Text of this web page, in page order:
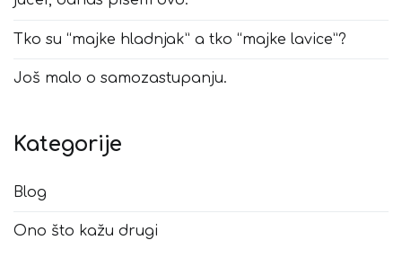
Tko su “majke hladnjak” a tko “majke lavice”?
Još malo o samozastupanju.
Kategorije
Blog
Ono što kažu drugi